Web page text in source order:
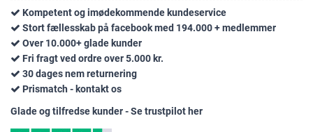
Kompetent og imødekommende kundeservice
Stort fællesskab på facebook med 194.000 + medlemmer
Over 10.000+ glade kunder
Fri fragt ved ordre over 5.000 kr.
30 dages nem returnering
Prismatch - kontakt os
Glade og tilfredse kunder - Se trustpilot her